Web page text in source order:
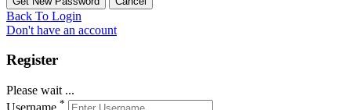
Back To Login
Don't have an account
Register
Please wait ...
*